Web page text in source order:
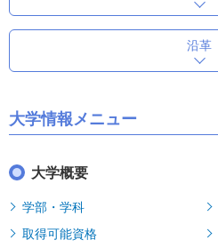
沿革
大学情報メニュー
大学概要
学部・学科
取得可能資格